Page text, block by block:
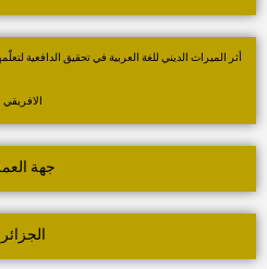
أثر الميراث الديني للغة العربية في تحقيق الدافعية
الافريقي
جهة
الجزائر